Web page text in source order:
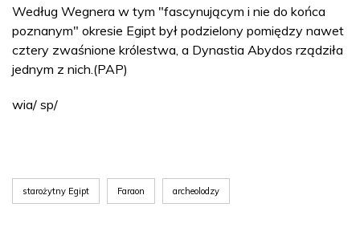
Według Wegnera w tym "fascynującym i nie do końca
poznanym" okresie Egipt był podzielony pomiędzy nawet
cztery zwaśnione królestwa, a Dynastia Abydos rządziła
jednym z nich.(PAP)
wia/ sp/
starożytny Egipt Faraon archeolodzy